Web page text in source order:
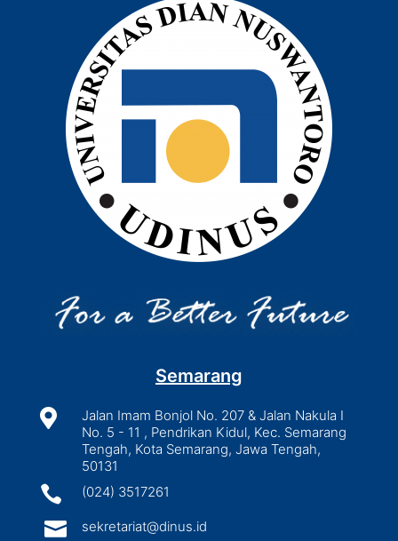
Semarang

Jalan Imam Bonjol No. 207 & Jalan Nakula I
No. 5 - 11 , Pendrikan Kidul, Kec. Semarang
Tengah, Kota Semarang, Jawa Tengah,
50131
 (024) 3517261
 sekretariat@dinus.id